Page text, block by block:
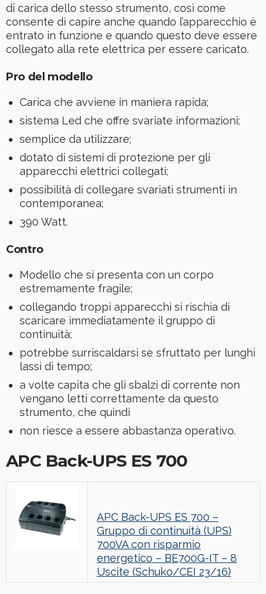
di carica dello stesso strumento, così come
consente di capire anche quando l’apparecchio è
entrato in funzione e quando questo deve essere
collegato alla rete elettrica per essere caricato.
Pro del modello
Carica che avviene in maniera rapida;
sistema Led che offre svariate informazioni;
semplice da utilizzare;
dotato di sistemi di protezione per gli
apparecchi elettrici collegati;
possibilità di collegare svariati strumenti in
contemporanea;
390 Watt.
Contro
Modello che si presenta con un corpo
estremamente fragile;
collegando troppi apparecchi si rischia di
scaricare immediatamente il gruppo di
continuità;
potrebbe surriscaldarsi se sfruttato per lunghi
lassi di tempo;
a volte capita che gli sbalzi di corrente non
vengano letti correttamente da questo
strumento, che quindi
non riesce a essere abbastanza operativo.
APC Back-UPS ES 700
APC Back-UPS ES 700 –
Gruppo di continuità (UPS)
700VA con risparmio
energetico – BE700G-IT – 8
Uscite (Schuko/CEI 23/16)